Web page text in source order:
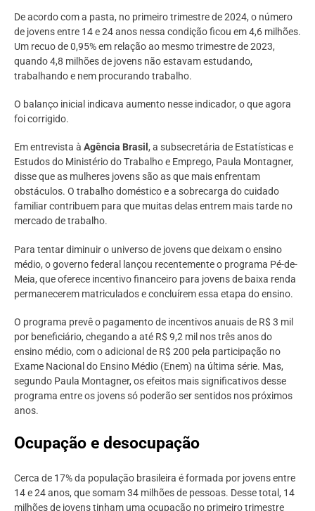
De acordo com a pasta, no primeiro trimestre de 2024, o número
de jovens entre 14 e 24 anos nessa condição ficou em 4,6 milhões.
Um recuo de 0,95% em relação ao mesmo trimestre de 2023,
quando 4,8 milhões de jovens não estavam estudando,
trabalhando e nem procurando trabalho.
O balanço inicial indicava aumento nesse indicador, o que agora
foi corrigido.
Em entrevista à Agência Brasil , a subsecretária de Estatísticas e
Estudos do Ministério do Trabalho e Emprego, Paula Montagner,
disse que as mulheres jovens são as que mais enfrentam
obstáculos. O trabalho doméstico e a sobrecarga do cuidado
familiar contribuem para que muitas delas entrem mais tarde no
mercado de trabalho.
Para tentar diminuir o universo de jovens que deixam o ensino
médio, o governo federal lançou recentemente o programa Pé-de-
Meia, que oferece incentivo financeiro para jovens de baixa renda
permanecerem matriculados e concluírem essa etapa do ensino.
O programa prevê o pagamento de incentivos anuais de R$ 3 mil
por beneficiário, chegando a até R$ 9,2 mil nos três anos do
ensino médio, com o adicional de R$ 200 pela participação no
Exame Nacional do Ensino Médio (Enem) na última série. Mas,
segundo Paula Montagner, os efeitos mais significativos desse
programa entre os jovens só poderão ser sentidos nos próximos
anos.
Ocupação e desocupação
Cerca de 17% da população brasileira é formada por jovens entre
14 e 24 anos, que somam 34 milhões de pessoas. Desse total, 14
milhões de jovens tinham uma ocupação no primeiro trimestre